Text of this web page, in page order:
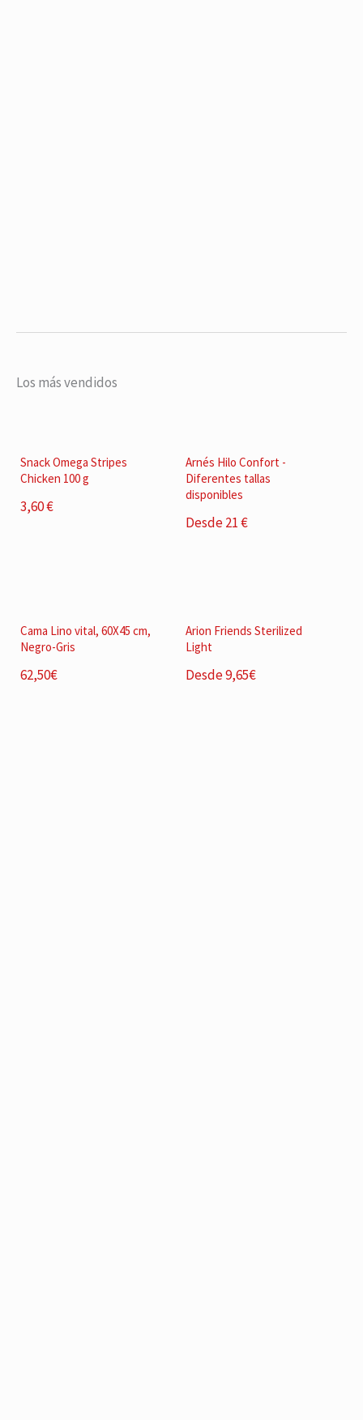
Los más vendidos
Snack Omega Stripes
Chicken 100 g
3,60 €
Arnés Hilo Confort -
Diferentes tallas
disponibles
Desde 21 €
Cama Lino vital, 60X45 cm,
Negro-Gris
62,50€
Arion Friends Sterilized
Light
Desde 9,65€